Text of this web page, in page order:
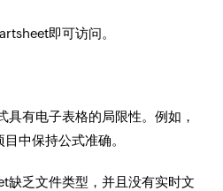
即可访问。
有电子表格的局限性。例如，
中保持公式准确。
缺乏文件类型，并且没有实时文